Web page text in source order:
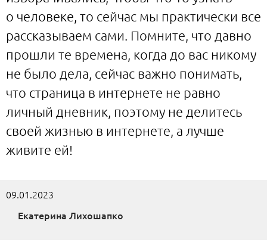
о человеке, то сейчас мы практически все
рассказываем сами. Помните, что давно
прошли те времена, когда до вас никому
не было дела, сейчас важно понимать,
что страница в интернете не равно
личный дневник, поэтому не делитесь
своей жизнью в интернете, а лучше
живите ей!
09.01.2023
Екатерина Лихошапко